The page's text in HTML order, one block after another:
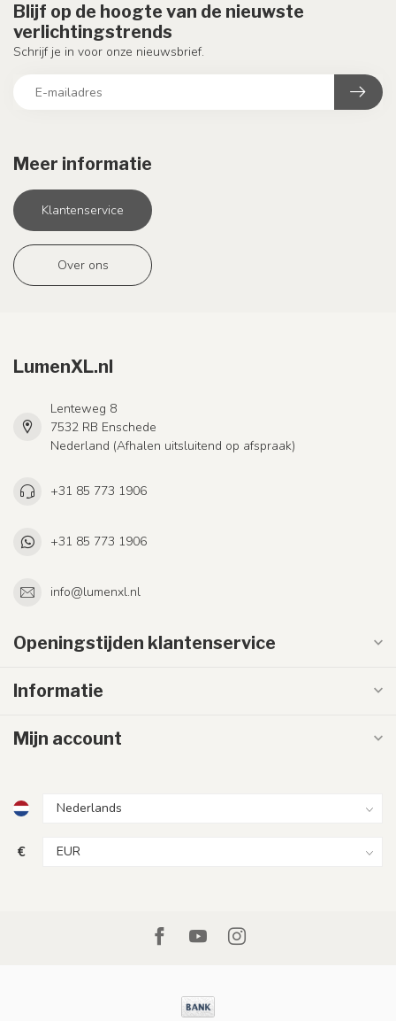
Meer informatie
Klantenservice
Over ons
Blijf op de hoogte van de nieuwste
verlichtingstrends
Schrijf je in voor onze nieuwsbrief.
LumenXL.nl
Lenteweg 8
7532 RB Enschede
Nederland (Afhalen uitsluitend op afspraak)
+31 85 773 1906
+31 85 773 1906
info@lumenxl.nl
Openingstijden klantenservice
Informatie
Mijn account
€